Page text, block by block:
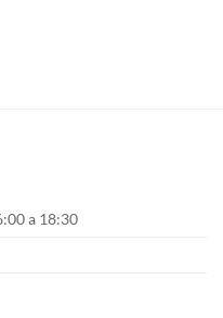
a 18:30